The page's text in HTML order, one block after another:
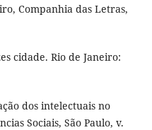
Companhia das Letras,
cidade. Rio de Janeiro:
dos intelectuais no
Sociais, São Paulo, v.